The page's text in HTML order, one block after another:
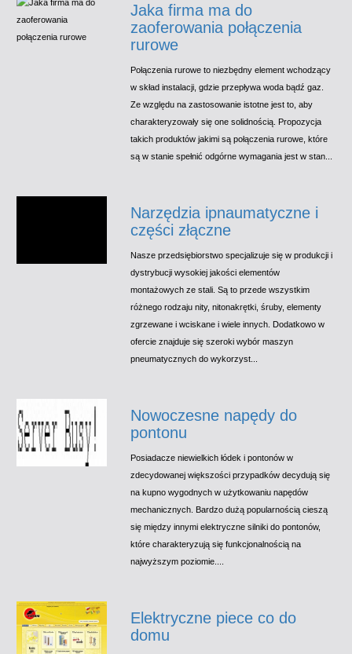
Jaka firma ma do
zaoferowania połączenia
rurowe
Połączenia rurowe to niezbędny element wchodzący
w skład instalacji, gdzie przepływa woda bądź gaz.
Ze względu na zastosowanie istotne jest to, aby
charakteryzowały się one solidnością. Propozycja
takich produktów jakimi są połączenia rurowe, które
są w stanie spełnić odgórne wymagania jest w stan...
Narzędzia ipnaumatyczne i
części złączne
Nasze przedsiębiorstwo specjalizuje się w produkcji i
dystrybucji wysokiej jakości elementów
montażowych ze stali. Są to przede wszystkim
różnego rodzaju nity, nitonakrętki, śruby, elementy
zgrzewane i wciskane i wiele innych. Dodatkowo w
ofercie znajduje się szeroki wybór maszyn
pneumatycznych do wykorzyst...
Nowoczesne napędy do
pontonu
Posiadacze niewielkich łódek i pontonów w
zdecydowanej większości przypadków decydują się
na kupno wygodnych w użytkowaniu napędów
mechanicznych. Bardzo dużą popularnością cieszą
się między innymi elektryczne silniki do pontonów,
które charakteryzują się funkcjonalnością na
najwyższym poziomie....
Elektryczne piece co do
domu